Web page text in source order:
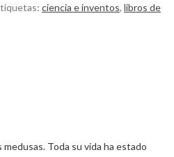
ciencia e inventos, libros de
Toda su vida ha estado